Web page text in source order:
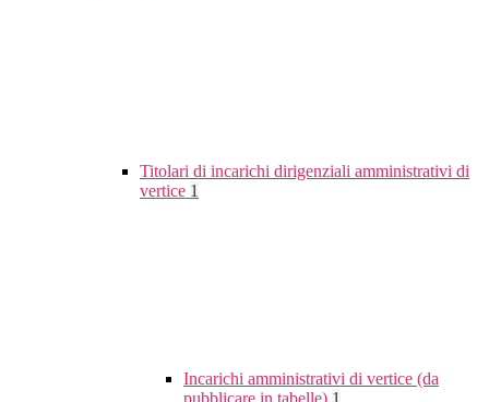
Titolari di incarichi dirigenziali amministrativi di
vertice 1
Incarichi amministrativi di vertice (da